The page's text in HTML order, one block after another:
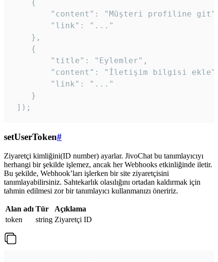
    {
"content": "Müşteri profiline
        "link": "..."
    },
    {
        "title": "Eylemler",
"content": "İletişim bilgisi
        "link": "..."
    }
]);
setUserToken#
Ziyaretçi kimliğini(ID number) ayarlar. JivoChat bu tanımlayıcıyı
herhangi bir şekilde işlemez, ancak her Webhooks etkinliğinde iletir.
Bu şekilde, Webhook’ları işlerken bir site ziyaretçisini
tanımlayabilirsiniz. Sahtekarlık olasılığını ortadan kaldırmak için
tahmin edilmesi zor bir tanımlayıcı kullanmanızı öneririz.
Alan adı Tür
Açıklama
token
string Ziyaretçi ID